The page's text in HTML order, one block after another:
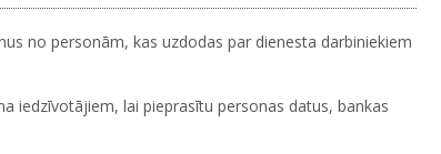
no personām, kas uzdodas par dienesta darbiniekiem
iedzīvotājiem, lai pieprasītu personas datus, bankas